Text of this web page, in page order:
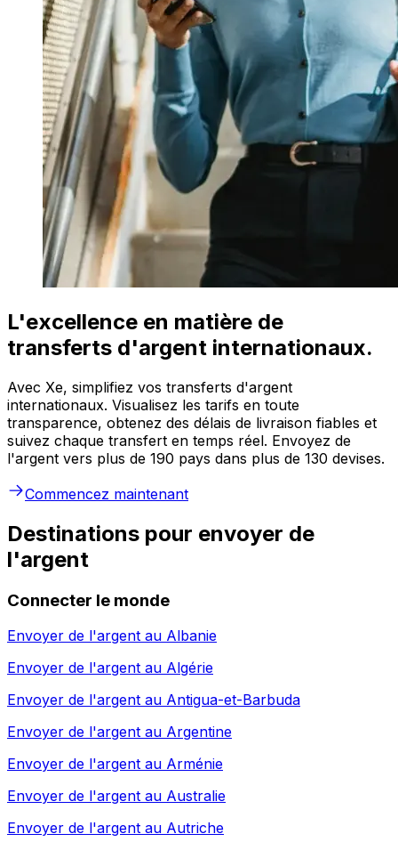
L'excellence en matière de
transferts d'argent internationaux.
Avec Xe, simplifiez vos transferts d'argent
internationaux. Visualisez les tarifs en toute
transparence, obtenez des délais de livraison fiables et
suivez chaque transfert en temps réel. Envoyez de
l'argent vers plus de 190 pays dans plus de 130 devises.
Commencez maintenant
Destinations pour envoyer de
l'argent
Connecter le monde
Envoyer de l'argent au Albanie
Envoyer de l'argent au Algérie
Envoyer de l'argent au Antigua-et-Barbuda
Envoyer de l'argent au Argentine
Envoyer de l'argent au Arménie
Envoyer de l'argent au Australie
Envoyer de l'argent au Autriche